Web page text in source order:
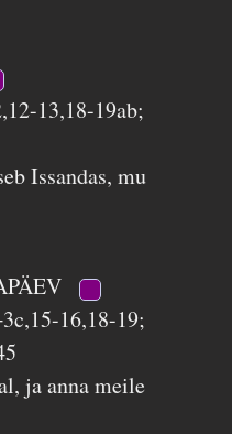
13,18-19ab;
Issandas, mu
16,18-19;
ja anna meile